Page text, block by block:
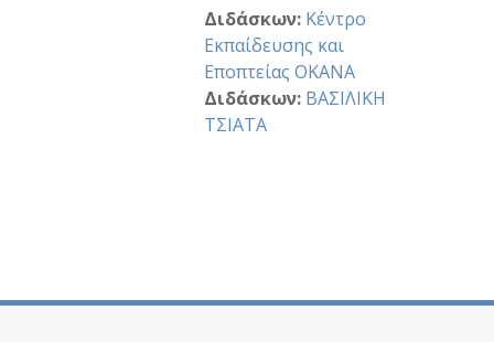
Διδάσκων: Κέντρο
Εκπαίδευσης και
Εποπτείας ΟΚΑΝΑ
Διδάσκων: ΒΑΣΙΛΙΚΗ
ΤΣΙΑΤΑ